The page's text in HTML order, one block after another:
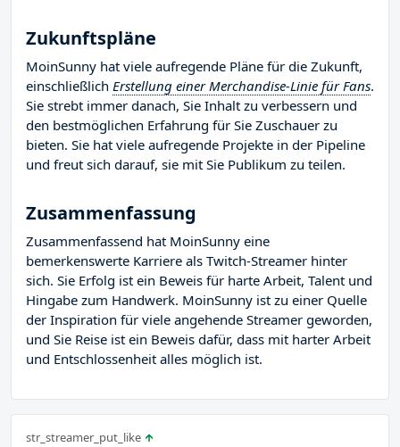
Zukunftspläne
MoinSunny hat viele aufregende Pläne für die Zukunft,
einschließlich Erstellung einer Merchandise-Linie für Fans.
Sie strebt immer danach, Sie Inhalt zu verbessern und
den bestmöglichen Erfahrung für Sie Zuschauer zu
bieten. Sie hat viele aufregende Projekte in der Pipeline
und freut sich darauf, sie mit Sie Publikum zu teilen.
Zusammenfassung
Zusammenfassend hat MoinSunny eine
bemerkenswerte Karriere als Twitch-Streamer hinter
sich. Sie Erfolg ist ein Beweis für harte Arbeit, Talent und
Hingabe zum Handwerk. MoinSunny ist zu einer Quelle
der Inspiration für viele angehende Streamer geworden,
und Sie Reise ist ein Beweis dafür, dass mit harter Arbeit
und Entschlossenheit alles möglich ist.
str_streamer_put_like